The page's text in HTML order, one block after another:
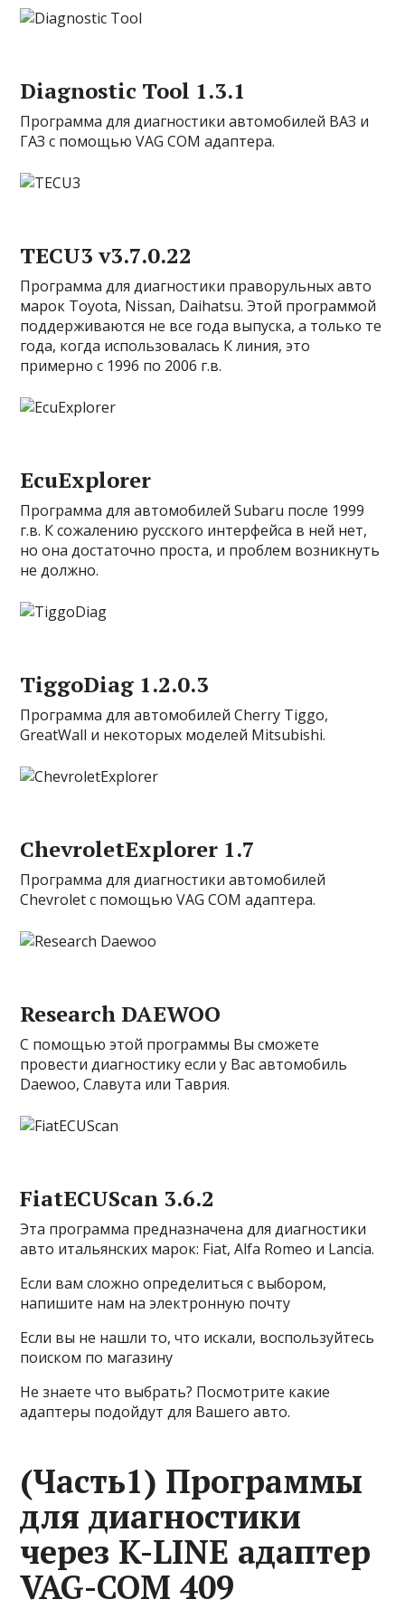
Diagnostic Tool 1.3.1
Программа для диагностики автомобилей ВАЗ и
ГАЗ с помощью VAG COM адаптера.
TECU3 v3.7.0.22
Программа для диагностики праворульных авто
марок Toyota, Nissan, Daihatsu. Этой программой
поддерживаются не все года выпуска, а только те
года, когда использовалась К линия, это
примерно с 1996 по 2006 г.в.
EcuExplorer
Программа для автомобилей Subaru после 1999
г.в. К сожалению русского интерфейса в ней нет,
но она достаточно проста, и проблем возникнуть
не должно.
TiggoDiag 1.2.0.3
Программа для автомобилей Cherry Tiggo,
GreatWall и некоторых моделей Mitsubishi.
ChevroletExplorer 1.7
Программа для диагностики автомобилей
Chevrolet с помощью VAG COM адаптера.
Research DAEWOO
С помощью этой программы Вы сможете
провести диагностику если у Вас автомобиль
Daewoo, Славута или Таврия.
FiatECUScan 3.6.2
Эта программа предназначена для диагностики
авто итальянских марок: Fiat, Alfa Romeo и Lancia.
Если вам сложно определиться с выбором,
напишите нам на электронную почту
Если вы не нашли то, что искали, воспользуйтесь
поиском по магазину
Не знаете что выбрать? Посмотрите какие
адаптеры подойдут для Вашего авто.
(Часть1) Программы
для диагностики
через K-LINE адаптер
VAG-COM 409